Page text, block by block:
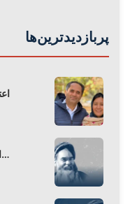
پربازدیدترین‌ها
اعتماد
اعتماد (۱)؛ اهدا به مزاری…